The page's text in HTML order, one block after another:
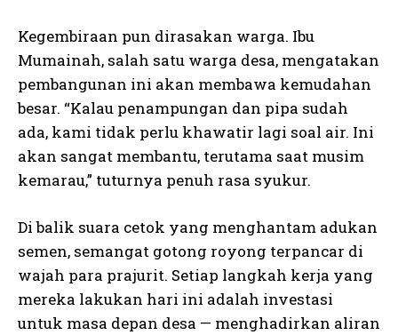
Kegembiraan pun dirasakan warga. Ibu
Mumainah, salah satu warga desa, mengatakan
pembangunan ini akan membawa kemudahan
besar. “Kalau penampungan dan pipa sudah
ada, kami tidak perlu khawatir lagi soal air. Ini
akan sangat membantu, terutama saat musim
kemarau,” tuturnya penuh rasa syukur.
Di balik suara cetok yang menghantam adukan
semen, semangat gotong royong terpancar di
wajah para prajurit. Setiap langkah kerja yang
mereka lakukan hari ini adalah investasi
untuk masa depan desa — menghadirkan aliran